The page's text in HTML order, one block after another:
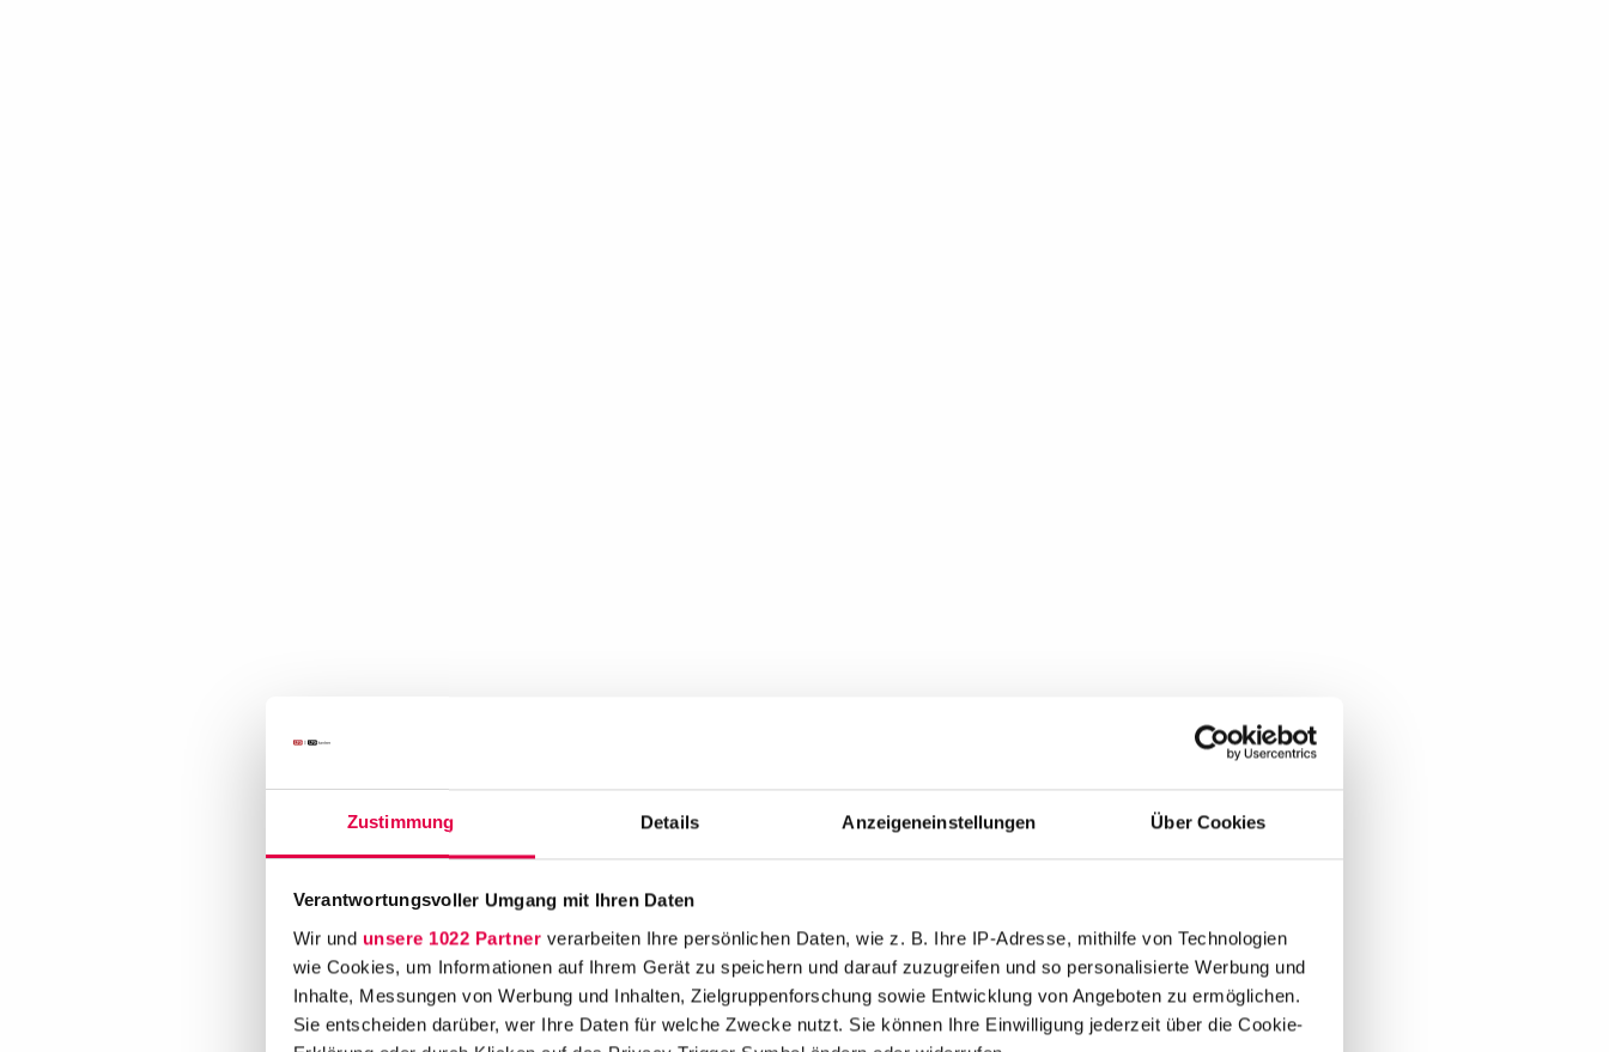
Zustimmung Details Anzeigeneinstellungen Über Cookies
Verantwortungsvoller Umgang mit Ihren Daten
Wir und unsere 1022 Partner verarbeiten Ihre persönlichen Daten, wie z. B. Ihre IP-Adresse, mithilfe von Technologien
wie Cookies, um Informationen auf Ihrem Gerät zu speichern und darauf zuzugreifen und so personalisierte Werbung und
Inhalte, Messungen von Werbung und Inhalten, Zielgruppenforschung sowie Entwicklung von Angeboten zu ermöglichen.
Sie entscheiden darüber, wer Ihre Daten für welche Zwecke nutzt. Sie können Ihre Einwilligung jederzeit über die Cookie-